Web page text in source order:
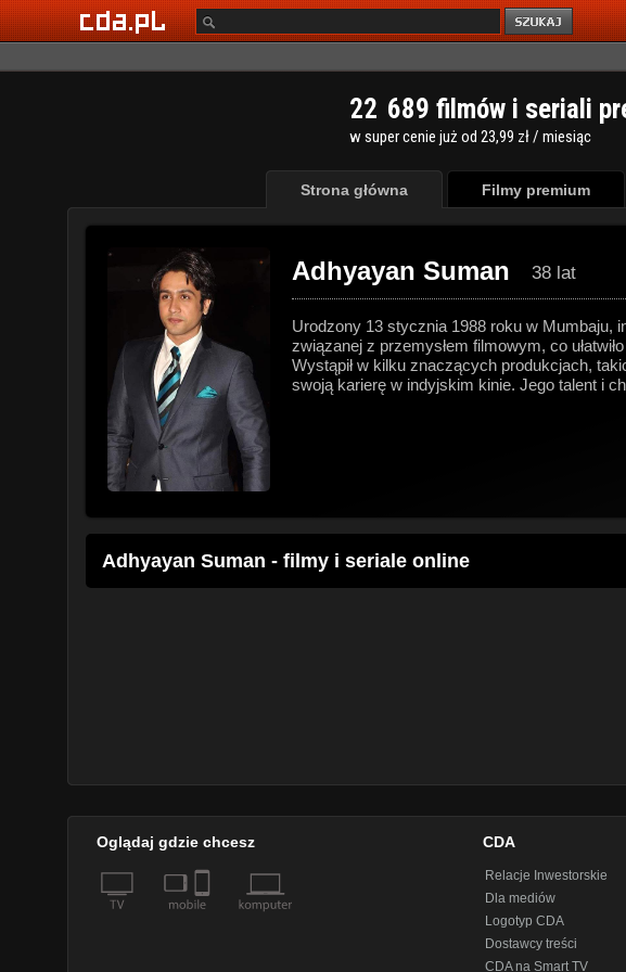
22 689 filmów i seriali
w super cenie już od 23,99 zł / miesiąc
Strona główna Filmy premium
Adhyayan Suman 38 lat
Urodzony 13 stycznia 1988 roku w Mumbaju,
związanej z przemysłem filmowym, co
Wystąpił w kilku znaczących produkcjach,
swoją karierę w indyjskim kinie. Jego talent i
Adhyayan Suman - filmy i seriale online
Oglądaj gdzie chcesz CDA
Relacje Inwestorskie
Dla mediów
Logotyp CDA
Dostawcy treści
CDA na Smart TV